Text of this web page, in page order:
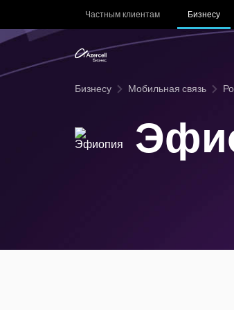
Частным клиентам Бизнесу
Бизнесу Мобильная связь